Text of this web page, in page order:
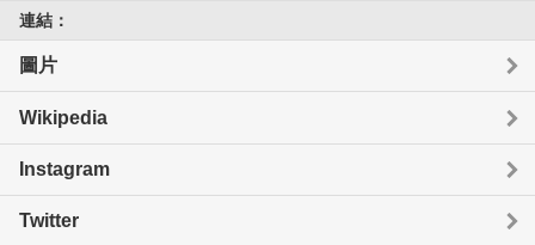
連結：
圖片
Wikipedia
Instagram
Twitter